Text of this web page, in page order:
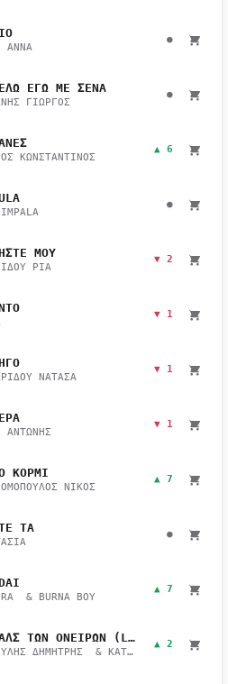
ΑΝΝΑ
●
ΕΓΩ ΜΕ ΣΕΝΑ
ΓΙΩΡΓΟΣ
●
ΚΩΝΣΤΑΝΤΙΝΟΣ
▲ 6
●
ΜΟΥ
ΡΙΑ
▼ 2
▼ 1
ΝΑΤΑΣΑ
▼ 1
ΑΝΤΩΝΗΣ
▼ 1
ΚΟΡΜΙ
ΝΙΚΟΣ
▲ 7
ΤΑ ●
& BURNA BOY
▲ 7
ΤΟ ΒΑΛΣ ΤΩΝ ΟΝΕΙΡΩΝ (LIVE)
ΜΠΑΚΟΥΛΗΣ ΔΗΜΗΤΡΗΣ & ΚΑΤΣΙΜΙΧΑ ΜΑΡΙΑΝΑ
▲ 2